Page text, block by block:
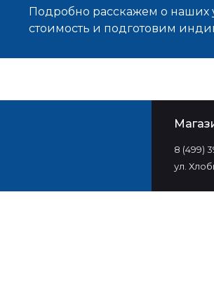
Подробно расскажем о наших
стоимость и подготовим
8 (499)
ул.